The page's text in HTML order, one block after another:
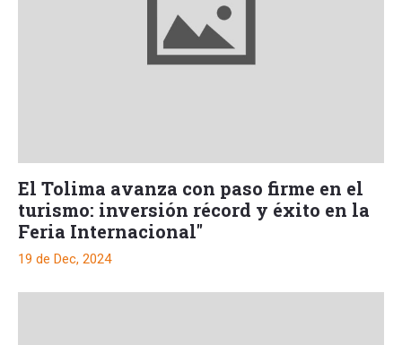
El Tolima avanza con paso firme en el
turismo: inversión récord y éxito en la
Feria Internacional"
19 de Dec, 2024